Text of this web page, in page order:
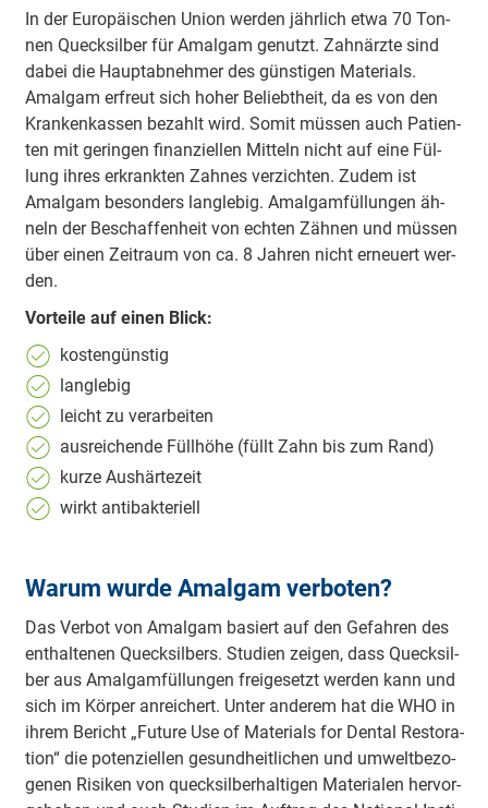
In der Eu­ro­pä­ischen Union wer­den jähr­lich etwa 70 Ton­
nen Queck­sil­ber für Amal­gam ge­nutzt. Zahn­ärz­te sind
da­bei die Haupt­ab­neh­mer des güns­tigen Ma­te­ri­als.
Amal­gam er­freut sich ho­her Be­liebt­heit, da es von den
Kran­ken­kassen be­zahlt wird. So­mit müs­sen auch Pa­tien­
ten mit ge­rin­gen fi­nan­ziel­len Mit­teln nicht auf eine Fül­
lung ih­res er­krank­ten Zah­nes ver­zich­ten. Zu­dem ist
Amal­gam be­son­ders lang­le­big. Amal­gam­fül­lun­gen äh­
neln der Be­schaf­fen­heit von ech­ten Zäh­nen und müs­sen
über einen Zeit­raum von ca. 8 Jah­ren nicht er­neu­ert wer­
den.
Vor­tei­le auf ei­nen Blick:
kos­ten­güns­tig
lang­le­big
leicht zu ver­ar­bei­ten
aus­rei­chen­de Füll­hö­he (füllt Zahn bis zum Rand)
kur­ze Aus­här­te­zeit
wirkt an­ti­bak­te­ri­ell
Warum wurde Amalgam verboten?
Das Ver­bot von Amal­gam ba­siert auf den Ge­fah­ren des
ent­hal­te­nen Queck­sil­bers. Stu­di­en zei­gen, dass Queck­sil­
ber aus Amal­gam­fül­lun­gen frei­ge­setzt wer­den kann und
sich im Kör­per an­rei­chert. Un­ter an­de­rem hat die WHO in
ih­rem Be­richt „Fu­tu­re Use of Ma­te­ri­als for Den­tal Re­sto­ra­
tion“ die po­ten­zi­el­len ge­sund­heit­li­chen und um­welt­be­zo­
ge­nen Ri­si­ken von queck­sil­ber­hal­ti­gen Ma­te­ria­len her­vor­